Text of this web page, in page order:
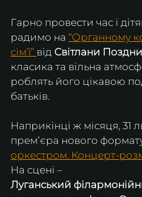
Гарно провести час і
радимо на “Органному
сім’ї” від Світлани
класика та вільна
роблять його цікавою
батьків.
Наприкінці ж місяця, 31
премʼєра нового
оркестром. Концерт-
На сцені –
Луганський